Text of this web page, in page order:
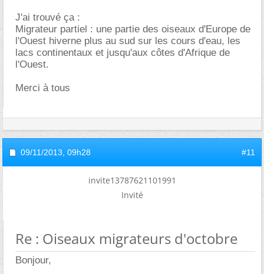
J'ai trouvé ça :
Migrateur partiel : une partie des oiseaux d'Europe de
l'Ouest hiverne plus au sud sur les cours d'eau, les
lacs continentaux et jusqu'aux côtes d'Afrique de
l'Ouest.
Merci à tous
09/11/2013, 09h28 #11
invite13787621101991
Invité
Re : Oiseaux migrateurs d'octobre
Bonjour,